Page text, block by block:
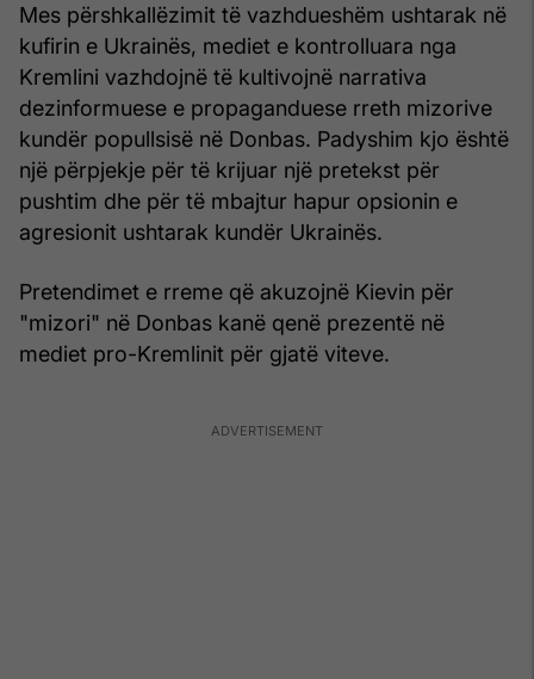
Mes përshkallëzimit të vazhdueshëm ushtarak në
kufirin e Ukrainës, mediet e kontrolluara nga
Kremlini vazhdojnë të kultivojnë narrativa
dezinformuese e propaganduese rreth mizorive
kundër popullsisë në Donbas. Padyshim kjo është
një përpjekje për të krijuar një pretekst për
pushtim dhe për të mbajtur hapur opsionin e
agresionit ushtarak kundër Ukrainës.
Pretendimet e rreme që akuzojnë Kievin për
"mizori" në Donbas kanë qenë prezentë në
mediet pro-Kremlinit për gjatë viteve.